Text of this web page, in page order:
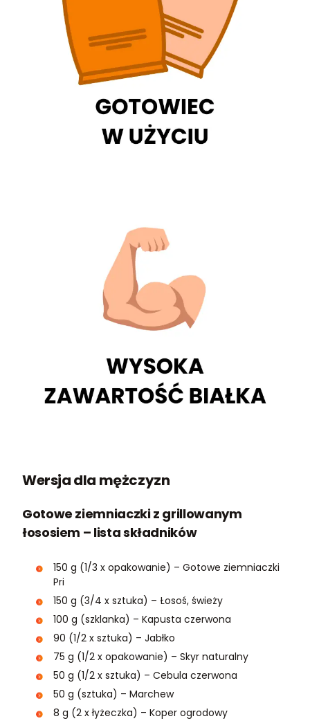
Wersja dla mężczyzn
Gotowe ziemniaczki z grillowanym
łososiem – lista składników
150 g (1/3 x opakowanie) – Gotowe ziemniaczki
Pri
150 g (3/4 x sztuka) – Łosoś, świeży
100 g (szklanka) – Kapusta czerwona
90 (1/2 x sztuka) – Jabłko
75 g (1/2 x opakowanie) – Skyr naturalny
50 g (1/2 x sztuka) – Cebula czerwona
50 g (sztuka) – Marchew
8 g (2 x łyżeczka) – Koper ogrodowy